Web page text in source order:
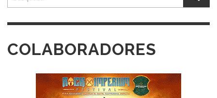
COLABORADORES